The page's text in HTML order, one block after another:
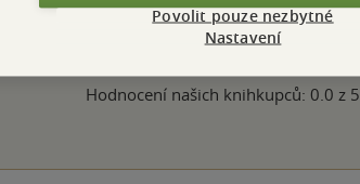
Hodnocení našich knihkupců: 0.0 z 5
Povolit pouze nezbytné
Nastavení